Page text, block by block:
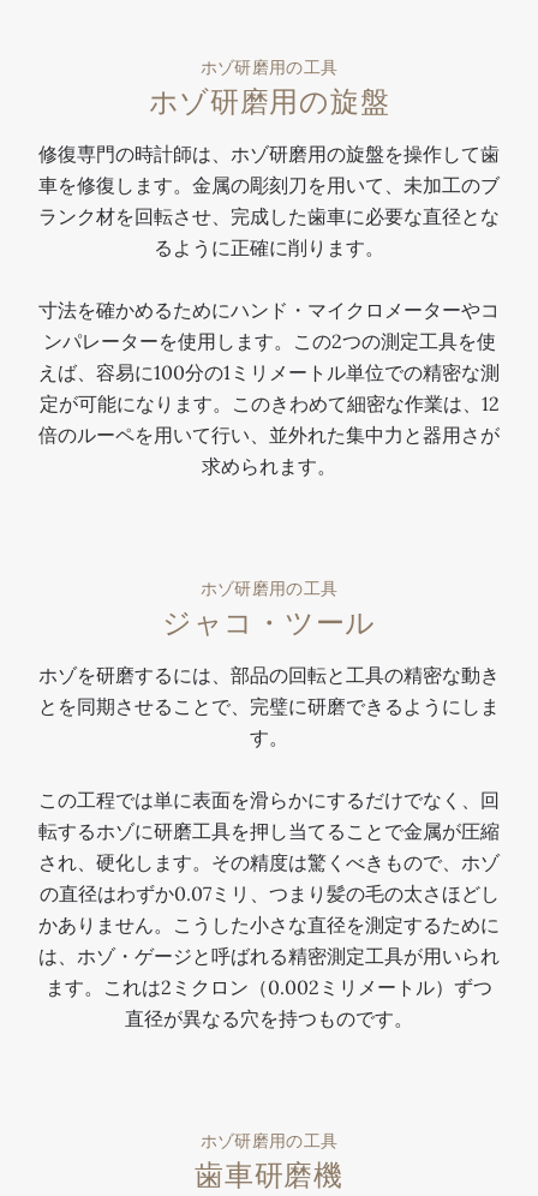
ホゾ研磨用の工具
ホゾ研磨用の旋盤
修復専門の時計師は、ホゾ研磨用の旋盤を操作して歯
車を修復します。金属の彫刻刀を用いて、未加工のブ
ランク材を回転させ、完成した歯車に必要な直径とな
るように正確に削ります。
寸法を確かめるためにハンド・マイクロメーターやコ
ンパレーターを使用します。この2つの測定工具を使
えば、容易に100分の1ミリメートル単位での精密な測
定が可能になります。このきわめて細密な作業は、12
倍のルーペを用いて行い、並外れた集中力と器用さが
求められます。
ホゾ研磨用の工具
ジャコ・ツール
ホゾを研磨するには、部品の回転と工具の精密な動き
とを同期させることで、完璧に研磨できるようにしま
す。
この工程では単に表面を滑らかにするだけでなく、回
転するホゾに研磨工具を押し当てることで金属が圧縮
され、硬化します。その精度は驚くべきもので、ホゾ
の直径はわずか0.07ミリ、つまり髪の毛の太さほどし
かありません。こうした小さな直径を測定するために
は、ホゾ・ゲージと呼ばれる精密測定工具が用いられ
ます。これは2ミクロン（0.002ミリメートル）ずつ
直径が異なる穴を持つものです。
ホゾ研磨用の工具
歯車研磨機